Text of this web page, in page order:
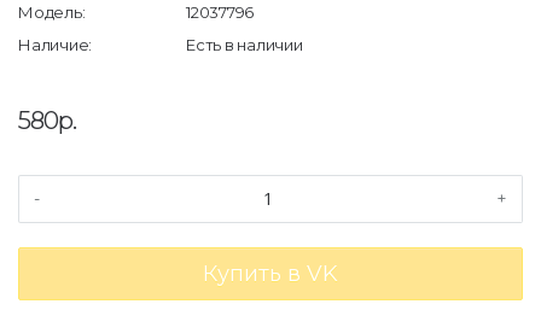
Модель:
12037796
Наличие:
Есть в наличии
580р.
- +
Купить в VK